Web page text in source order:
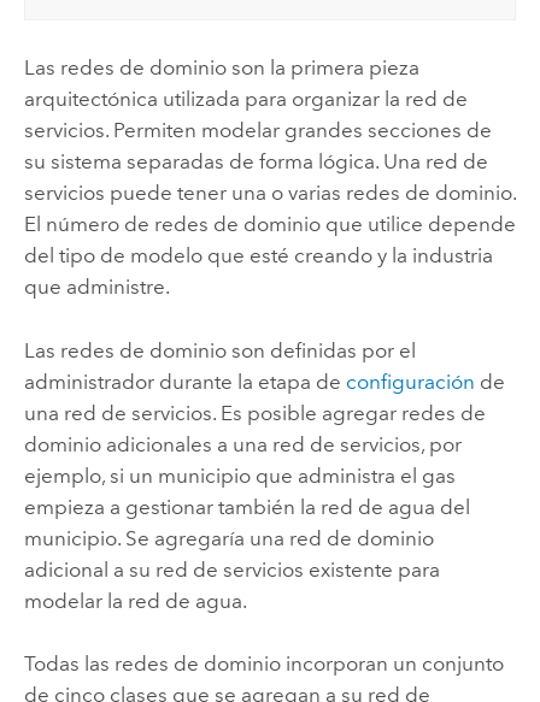
Las redes de dominio son la primera pieza
arquitectónica utilizada para organizar la red de
servicios. Permiten modelar grandes secciones de
su sistema separadas de forma lógica. Una red de
servicios puede tener una o varias redes de dominio.
El número de redes de dominio que utilice depende
del tipo de modelo que esté creando y la industria
que administre.
Las redes de dominio son definidas por el
administrador durante la etapa de configuración de
una red de servicios. Es posible agregar redes de
dominio adicionales a una red de servicios, por
ejemplo, si un municipio que administra el gas
empieza a gestionar también la red de agua del
municipio. Se agregaría una red de dominio
adicional a su red de servicios existente para
modelar la red de agua.
Todas las redes de dominio incorporan un conjunto
de cinco clases que se agregan a su red de